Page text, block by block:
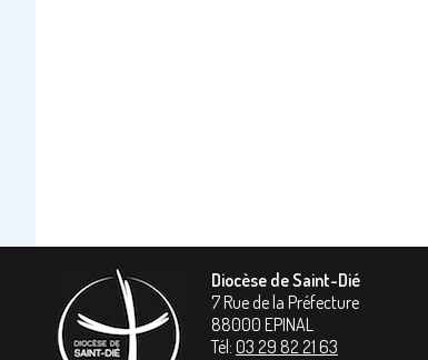
Diocèse de Saint-Dié
7 Rue de la Préfecture
88000 EPINAL
Tél: 03 29 82 21 63